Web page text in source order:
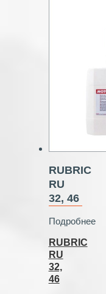
RUBRIC
RU
32, 46
Подробнее
RUBRIC
RU
32,
46